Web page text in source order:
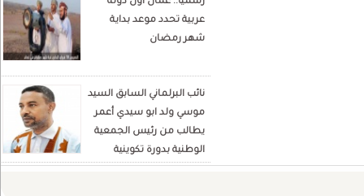
Écrivain et analyste
politique
عربية تحدد موعد بداية
شهر رمضان
نائب البرلماني السابق السيد
موسي ولد ابو سيدي أعمر
يطالب من رئيس الجمعية
الوطنية بدورة تكوينية
للنواب الجديد